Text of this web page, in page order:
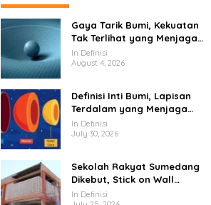
Gaya Tarik Bumi, Kekuatan
Tak Terlihat yang Menjaga
Kehidupan Tetap Berpijak
In Definisi
August 4, 2026
Definisi Inti Bumi, Lapisan
Terdalam yang Menjaga
Kehidupan Planet
In Definisi
July 30, 2026
Sekolah Rakyat Sumedang
Dikebut, Stick on Wall
Pangkas Waktu Finishing
In Definisi